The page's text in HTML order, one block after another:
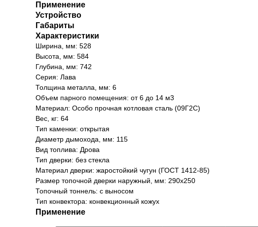
Применение
Устройство
Габариты
Характеристики
Ширина, мм: 528
Высота, мм: 584
Глубина, мм: 742
Серия: Лава
Толщина металла, мм: 6
Объем парного помещения: от 6 до 14 м3
Материал: Особо прочная котловая сталь (09Г2С)
Вес, кг: 64
Тип каменки: открытая
Диаметр дымохода, мм: 115
Вид топлива: Дрова
Тип дверки: без стекла
Материал дверки: жаростойкий чугун (ГОСТ 1412-85)
Размер топочной дверки наружный, мм: 290х250
Топочный тоннель: с выносом
Тип конвектора: конвекционный кожух
Применение